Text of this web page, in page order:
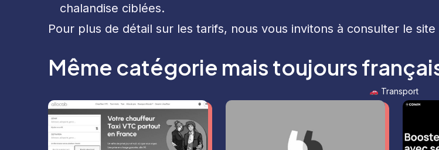
chalandise ciblées.
Pour plus de détail sur les tarifs, nous vous invitons à consulter le site
Même catégorie mais toujours
Transport